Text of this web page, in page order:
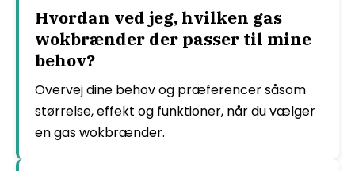
Hvordan ved jeg, hvilken gas
wokbrænder der passer til mine
behov?
Overvej dine behov og præferencer såsom
størrelse, effekt og funktioner, når du vælger
en gas wokbrænder.